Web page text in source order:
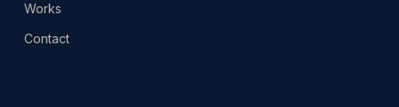
Works
Contact